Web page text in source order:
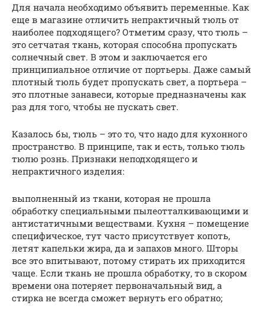
Для начала необходимо объявить переменные. Как
еще в магазине отличить непрактичный тюль от
наиболее подходящего? Отметим сразу, что тюль –
это сетчатая ткань, которая способна пропускать
солнечный свет. В этом и заключается его
принципиальное отличие от портьеры. Даже самый
плотный тюль будет пропускать свет, а портьера –
это плотные занавеси, которые предназначены как
раз для того, чтобы не пускать свет.
Казалось бы, тюль – это то, что надо для кухонного
пространство. В принципе, так и есть, только тюль
тюлю рознь. Признаки неподходящего и
непрактичного изделия:
выполненный из ткани, которая не прошла
обработку специальными пылеотталкивающими и
антистатичными веществами. Кухня – помещение
специфическое, тут часто присутствует копоть,
летят капельки жира, да и запахов много. Шторы
все это впитывают, потому стирать их приходится
чаще. Если ткань не прошла обработку, то в скором
времени она потеряет первоначальный вид, а
стирка не всегда сможет вернуть его обратно;